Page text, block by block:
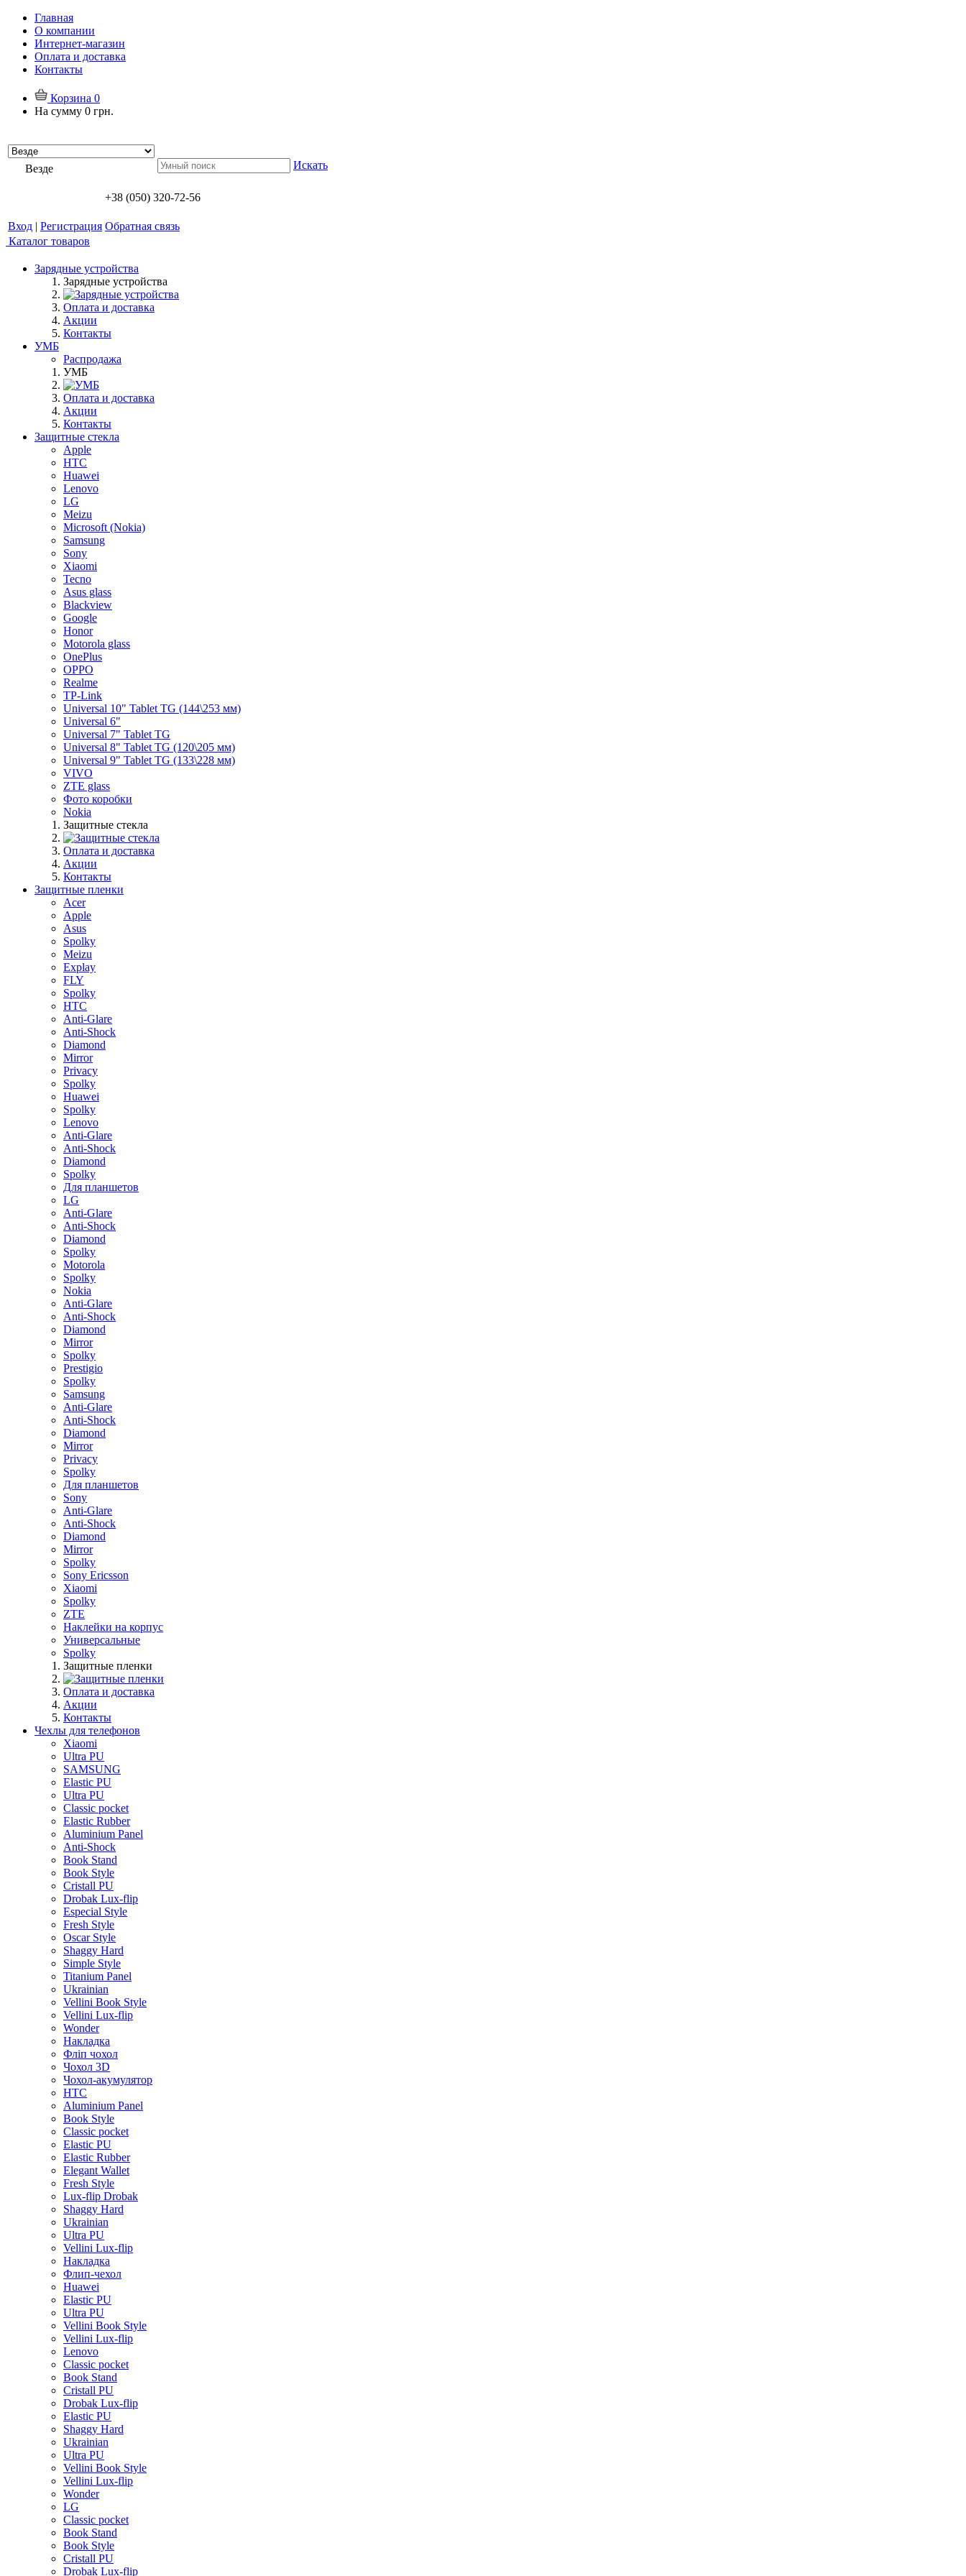
Главная
О компании
Интернет-магазин
Оплата и доставка
Контакты
Корзина 0
На сумму 0 грн.
Везде Искать
+38 (050) 320-72-56
Вход | Регистрация Обратная связь
Каталог товаров
Зарядные устройства
Зарядные устройства
Оплата и доставка
Акции
Контакты
УМБ
Распродажа
УМБ
Оплата и доставка
Акции
Контакты
Защитные стекла
Apple
HTC
Huawei
Lenovo
LG
Meizu
Microsoft (Nokia)
Samsung
Sony
Xiaomi
Tecno
Asus glass
Blackview
Google
Honor
Motorola glass
OnePlus
OPPO
Realme
TP-Link
Universal 10" Tablet TG (144\253 мм)
Universal 6"
Universal 7" Tablet TG
Universal 8" Tablet TG (120\205 мм)
Universal 9" Tablet TG (133\228 мм)
VIVO
ZTE glass
Фото коробки
Nokia
Защитные стекла
Оплата и доставка
Акции
Контакты
Защитные пленки
Acer
Apple
Asus
Spolky
Meizu
Explay
FLY
Spolky
HTC
Anti-Glare
Anti-Shock
Diamond
Mirror
Privacy
Spolky
Huawei
Spolky
Lenovo
Anti-Glare
Anti-Shock
Diamond
Spolky
Для планшетов
LG
Anti-Glare
Anti-Shock
Diamond
Spolky
Motorola
Spolky
Nokia
Anti-Glare
Anti-Shock
Diamond
Mirror
Spolky
Prestigio
Spolky
Samsung
Anti-Glare
Anti-Shock
Diamond
Mirror
Privacy
Spolky
Для планшетов
Sony
Anti-Glare
Anti-Shock
Diamond
Mirror
Spolky
Sony Ericsson
Xiaomi
Spolky
ZTE
Наклейки на корпус
Универсальные
Spolky
Защитные пленки
Оплата и доставка
Акции
Контакты
Чехлы для телефонов
Xiaomi
Ultra PU
SAMSUNG
Elastic PU
Ultra PU
Classic pocket
Elastic Rubber
Aluminium Panel
Anti-Shock
Book Stand
Book Style
Cristall PU
Drobak Lux-flip
Especial Style
Fresh Style
Oscar Style
Shaggy Hard
Simple Style
Titanium Panel
Ukrainian
Vellini Book Style
Vellini Lux-flip
Wonder
Накладка
Фліп чохол
Чохол 3D
Чохол-акумулятор
HTC
Aluminium Panel
Book Style
Classic pocket
Elastic PU
Elastic Rubber
Elegant Wallet
Fresh Style
Lux-flip Drobak
Shaggy Hard
Ukrainian
Ultra PU
Vellini Lux-flip
Накладка
Флип-чехол
Huawei
Elastic PU
Ultra PU
Vellini Book Style
Vellini Lux-flip
Lenovo
Classic pocket
Book Stand
Cristall PU
Drobak Lux-flip
Elastic PU
Shaggy Hard
Ukrainian
Ultra PU
Vellini Book Style
Vellini Lux-flip
Wonder
LG
Classic pocket
Book Stand
Book Style
Cristall PU
Drobak Lux-flip